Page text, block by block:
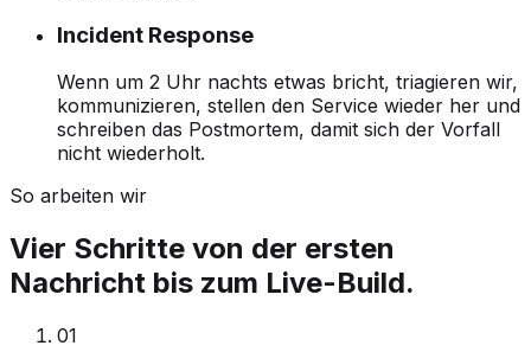
Incident Response
Wenn um 2 Uhr nachts etwas bricht, triagieren wir,
kommunizieren, stellen den Service wieder her und
schreiben das Postmortem, damit sich der Vorfall
nicht wiederholt.
So arbeiten wir
Vier Schritte von der ersten
Nachricht bis zum Live-Build.
01